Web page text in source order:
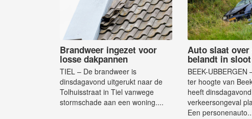
Brandweer ingezet voor
losse dakpannen
TIEL – De brandweer is
dinsdagavond uitgerukt naar de
Tolhuisstraat in Tiel vanwege
stormschade aan een woning....
Auto slaat over
belandt in sloot
BEEK-UBBERGEN
ter hoogte van
heeft
verkeersongeval
Een